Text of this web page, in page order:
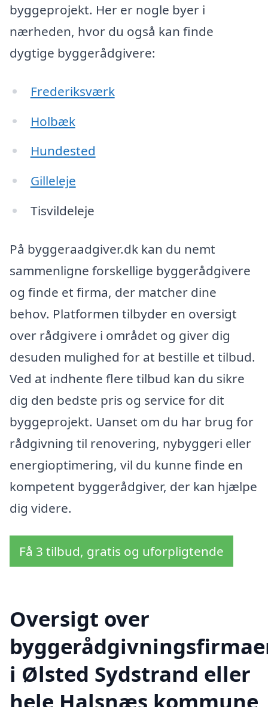
byggeprojekt. Her er nogle byer i
nærheden, hvor du også kan finde
dygtige byggerådgivere:
Frederiksværk
Holbæk
Hundested
Gilleleje
Tisvildeleje
På byggeraadgiver.dk kan du nemt
sammenligne forskellige byggerådgivere
og finde et firma, der matcher dine
behov. Platformen tilbyder en oversigt
over rådgivere i området og giver dig
desuden mulighed for at bestille et tilbud.
Ved at indhente flere tilbud kan du sikre
dig den bedste pris og service for dit
byggeprojekt. Uanset om du har brug for
rådgivning til renovering, nybyggeri eller
energioptimering, vil du kunne finde en
kompetent byggerådgiver, der kan hjælpe
dig videre.
Få 3 tilbud, gratis og uforpligtende
Oversigt over
i Ølsted Sydstrand eller